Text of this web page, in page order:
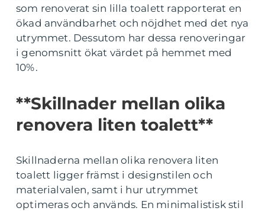
som renoverat sin lilla toalett rapporterat en
ökad användbarhet och nöjdhet med det nya
utrymmet. Dessutom har dessa renoveringar
i genomsnitt ökat värdet på hemmet med
10%.
**Skillnader mellan olika
renovera liten toalett**
Skillnaderna mellan olika renovera liten
toalett ligger främst i designstilen och
materialvalen, samt i hur utrymmet
optimeras och används. En minimalistisk stil